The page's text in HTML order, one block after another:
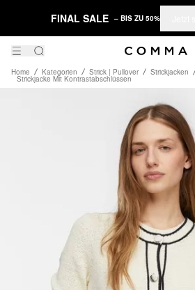
FINAL SALE – BIS ZU 50%
Home Kategorien Strick | Pullover Strickjacken
Strickjacke Mit Kontrastabschlüssen